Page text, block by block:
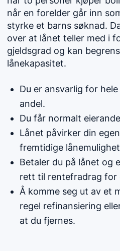
når en forelder går inn
styrke et barns søknad.
over at lånet teller med i
gjeldsgrad og kan
lånekapasitet.
Du er ansvarlig for
andel.
Du får normalt
Lånet påvirker din
fremtidige
Betaler du på lånet og
rett til rentefradrag for
Å komme seg ut av et
regel refinansiering
at du fjernes.